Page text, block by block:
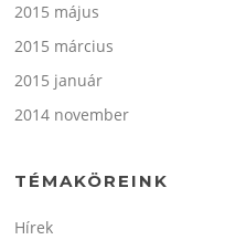
2015 május
2015 március
2015 január
2014 november
TÉMAKÖREINK
Hírek